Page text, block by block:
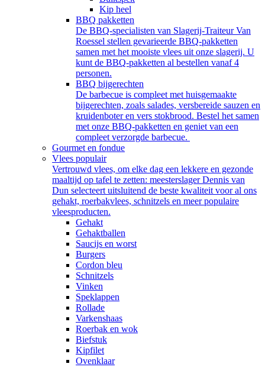
Kip heel
BBQ pakketten
De BBQ-specialisten van Slagerij-Traiteur Van
Roessel stellen gevarieerde BBQ-pakketten
samen met het mooiste vlees uit onze slagerij. U
kunt de BBQ-pakketten al bestellen vanaf 4
personen.
BBQ bijgerechten
De barbecue is compleet met huisgemaakte
bijgerechten, zoals salades, versbereide sauzen en
kruidenboter en vers stokbrood. Bestel het samen
met onze BBQ-pakketten en geniet van een
compleet verzorgde barbecue.
Gourmet en fondue
Vlees populair
Vertrouwd vlees, om elke dag een lekkere en gezonde
maaltijd op tafel te zetten: meesterslager Dennis van
Dun selecteert uitsluitend de beste kwaliteit voor al ons
gehakt, roerbakvlees, schnitzels en meer populaire
vleesproducten.
Gehakt
Gehaktballen
Saucijs en worst
Burgers
Cordon bleu
Schnitzels
Vinken
Speklappen
Rollade
Varkenshaas
Roerbak en wok
Biefstuk
Kipfilet
Ovenklaar